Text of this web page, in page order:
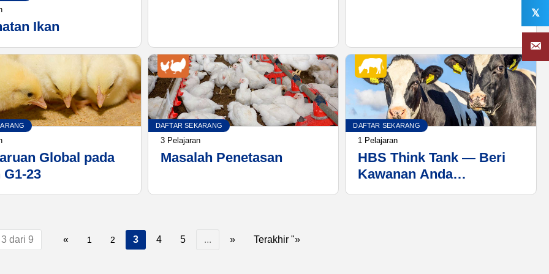
Ikan
Global pada
23
DAFTAR SEKARANG
3 Pelajaran
Masalah Penetasan
DAFTAR SEKARANG
1 Pelajaran
HBS Think Tank — Beri
Kawanan Anda
dari 9 « 1 2 3 4 5 ... » Terakhir "»
𝕏